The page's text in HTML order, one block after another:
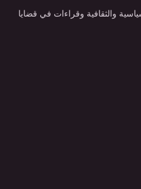
والثقافية وقراءات في قضايا